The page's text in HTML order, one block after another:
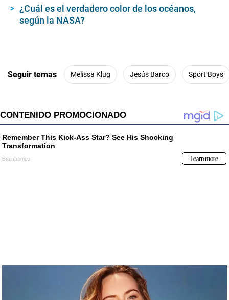
¿Cuál es el verdadero color de los océanos,
según la NASA?
Seguir temas Melissa Klug Jesús Barco Sport Boys